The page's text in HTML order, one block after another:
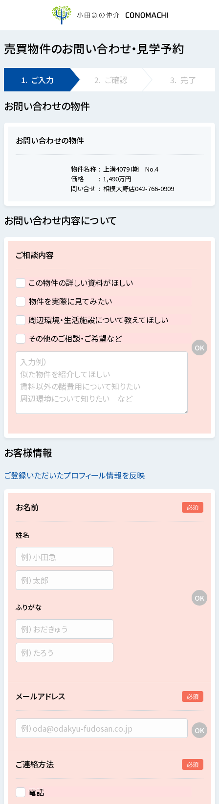
売買物件のお問い合わせ・見学予約
1. ご入力 2. ご確認 3. 完了
お問い合わせの物件
お問い合わせの物件
物件名称
上溝4079 I期 No.4
価格
1,490万円
問い合せ
相模大野店042-766-0909
お問い合わせ内容について
ご相談内容
この物件の詳しい資料がほしい
物件を実際に見てみたい
周辺環境・生活施設について教えてほしい
その他のご相談・ご希望など
お客様情報
ご登録いただいたプロフィール情報を反映
お名前 必須
姓名
ふりがな
メールアドレス 必須
ご連絡方法 必須
電話